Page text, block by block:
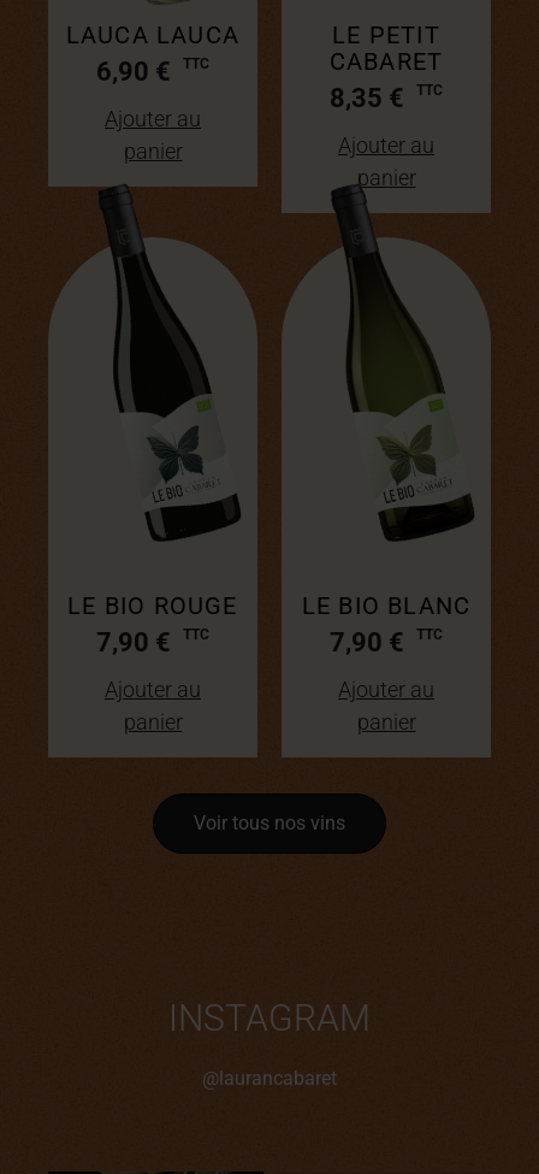
LAUCA LAUCA
6,90 €
Ajouter au
panier
LE PETIT
CABARET
8,35 €
Ajouter au
panier
LE BIO ROUGE
7,90 €
Ajouter au
panier
LE BIO BLANC
7,90 €
Ajouter au
panier
Voir tous nos vins
INSTAGRAM
@laurancabaret